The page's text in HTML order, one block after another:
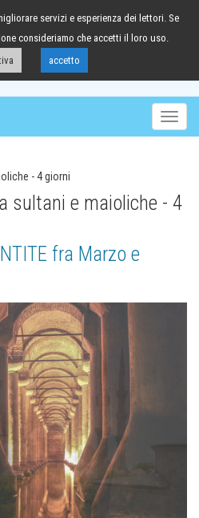
041/98.63.88
- 4 giorni
sultani e maioliche - 4
fra Marzo e
servizi e esperienza dei lettori. Se
consideriamo che accetti il loro uso.
accetto